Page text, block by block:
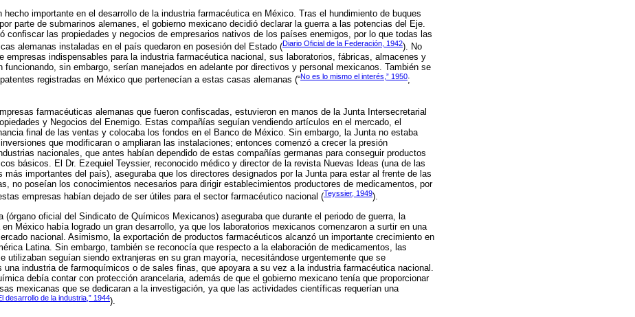
hecho importante en el desarrollo de la industria farmacéutica en México. Tras el hundimiento de buques
parte de submarinos alemanes, el gobierno mexicano decidió declarar la guerra a las potencias del Eje.
confiscar las propiedades y negocios de empresarios nativos de los países enemigos, por lo que todas las
alemanas instaladas en el país quedaron en posesión del Estado (Diario Oficial de la Federación, 1942). No
empresas indispensables para la industria farmacéutica nacional, sus laboratorios, fábricas, almacenes y
funcionando, sin embargo, serían manejados en adelante por directivos y personal mexicanos. También se
registradas en México que pertenecían a estas casas alemanas (“No es lo mismo el interés,” 1950;
farmacéuticas alemanas que fueron confiscadas, estuvieron en manos de la Junta Intersecretarial
y Negocios del Enemigo. Estas compañías seguían vendiendo artículos en el mercado, el
final de las ventas y colocaba los fondos en el Banco de México. Sin embargo, la Junta no estaba
que modificaran o ampliaran las instalaciones; entonces comenzó a crecer la presión
nacionales, que antes habían dependido de estas compañías germanas para conseguir productos
básicos. El Dr. Ezequiel Teyssier, reconocido médico y director de la revista Nuevas Ideas (una de las
más importantes del país), aseguraba que los directores designados por la Junta para estar al frente de las
no poseían los conocimientos necesarios para dirigir establecimientos productores de medicamentos, por
empresas habían dejado de ser útiles para el sector farmacéutico nacional (Teyssier, 1949).
(órgano oficial del Sindicato de Químicos Mexicanos) aseguraba que durante el periodo de guerra, la
México había logrado un gran desarrollo, ya que los laboratorios mexicanos comenzaron a surtir en una
nacional. Asimismo, la exportación de productos farmacéuticos alcanzó un importante crecimiento en
Latina. Sin embargo, también se reconocía que respecto a la elaboración de medicamentos, las
utilizaban seguían siendo extranjeras en su gran mayoría, necesitándose urgentemente que se
industria de farmoquímicos o de sales finas, que apoyara a su vez a la industria farmacéutica nacional.
debía contar con protección arancelaria, además de que el gobierno mexicano tenía que proporcionar
mexicanas que se dedicaran a la investigación, ya que las actividades científicas requerían una
desarrollo de la industria,” 1944).